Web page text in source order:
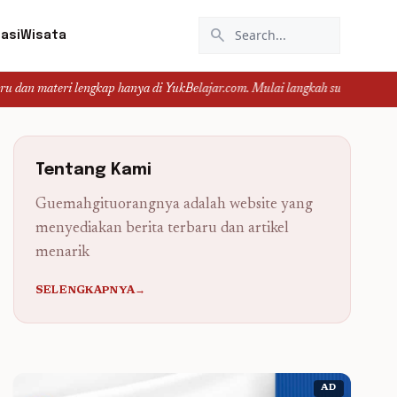
Wisata search
lengkap hanya di YukBelajar.com. Mulai langkah suksesmu hari ini! •
Tentang Kami
Guemahgituorangnya adalah website yang
menyediakan berita terbaru dan artikel
menarik
SELENGKAPNYA→
AD